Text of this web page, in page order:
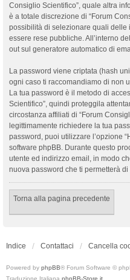
Consiglio Scientifico”, quale altra
è a totale discrezione di “Forum
possibilità di selezionare quali delle
essere rese pubbliche. All’interno
out sul generatore automatico di
La password viene criptata (hash
ogni caso ti raccomandiamo di non
La tua password è il metodo di
Scientifico”, quindi proteggila
circostanza affiliati di “Forum
legittimamente richiedere la tua
password, puoi utilizzare l’opzione
software phpBB. Durante questo
utente ed indirizzo email, in modo
nuova password che ti permetterà
Torna alla pagina precedente
Indice Contattaci Cancella
Powered by phpBB® Forum Software ©
Traduzione Italiana phpBB-Store.it